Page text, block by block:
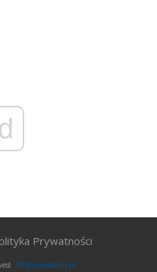
Prywatności
300gospodarka.pl